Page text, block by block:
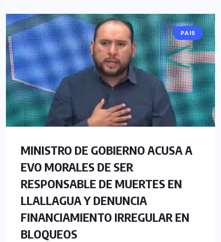
PAIS
MINISTRO DE GOBIERNO ACUSA A
EVO MORALES DE SER
RESPONSABLE DE MUERTES EN
LLALLAGUA Y DENUNCIA
FINANCIAMIENTO IRREGULAR EN
BLOQUEOS